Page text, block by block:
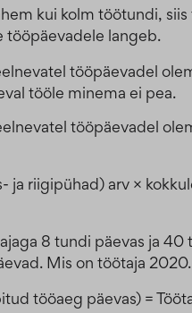
kui kolm töötundi,
langeb.
tööpäevadel
tööle minema ei pea.
tööpäevadel
ja riigipühad) arv ×
8 tundi päevas ja
Mis on töötaja
tööaeg päevas) =